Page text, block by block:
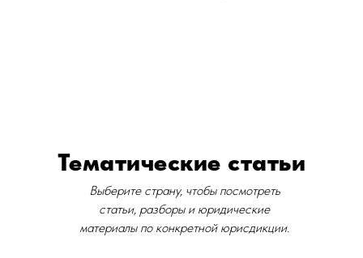
Выберите страну, чтобы посмотреть
статьи, разборы и юридические
материалы по конкретной юрисдикции.
Тематические статьи